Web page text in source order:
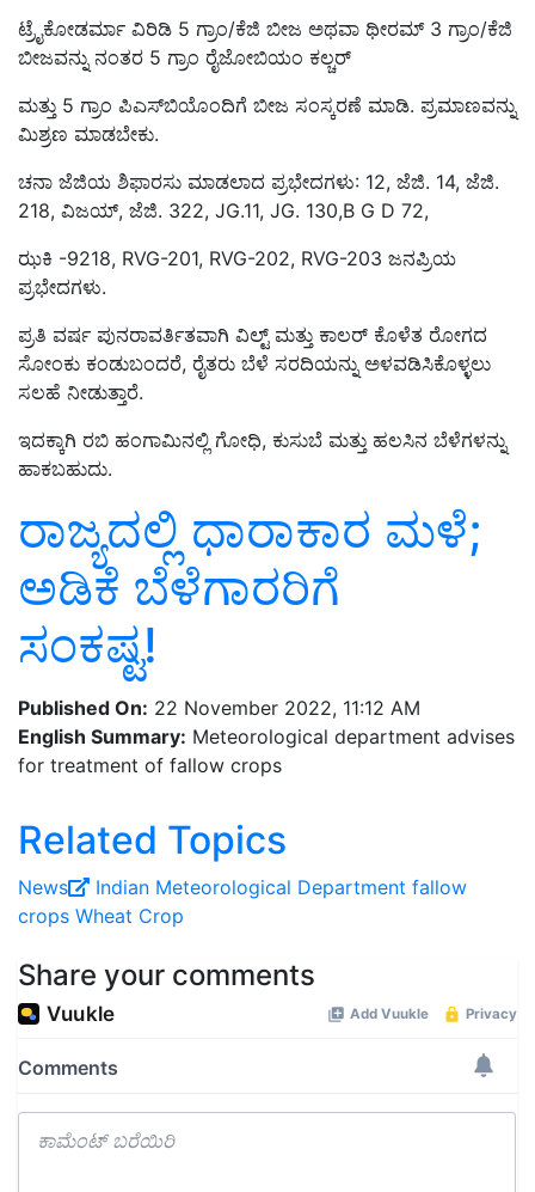
ಟ್ರೈಕೋಡರ್ಮಾ ವಿರಿಡಿ 5 ಗ್ರಾಂ/ಕೆಜಿ ಬೀಜ ಅಥವಾ ಥೀರಮ್ 3 ಗ್ರಾಂ/ಕೆಜಿ
ಬೀಜವನ್ನು ನಂತರ 5 ಗ್ರಾಂ ರೈಜೋಬಿಯಂ ಕಲ್ಚರ್
ಮತ್ತು 5 ಗ್ರಾಂ ಪಿಎಸ್‌ಬಿಯೊಂದಿಗೆ ಬೀಜ ಸಂಸ್ಕರಣೆ ಮಾಡಿ. ಪ್ರಮಾಣವನ್ನು
ಮಿಶ್ರಣ ಮಾಡಬೇಕು.
ಚನಾ ಜೆಜಿಯ ಶಿಫಾರಸು ಮಾಡಲಾದ ಪ್ರಭೇದಗಳು: 12, ಜೆಜಿ. 14, ಜೆಜಿ.
218, ವಿಜಯ್, ಜೆಜಿ. 322, JG.11, JG. 130,B G D 72,
ಝಕಿ -9218, RVG-201, RVG-202, RVG-203 ಜನಪ್ರಿಯ
ಪ್ರಭೇದಗಳು.
ಪ್ರತಿ ವರ್ಷ ಪುನರಾವರ್ತಿತವಾಗಿ ವಿಲ್ಟ್ ಮತ್ತು ಕಾಲರ್ ಕೊಳೆತ ರೋಗದ
ಸೋಂಕು ಕಂಡುಬಂದರೆ, ರೈತರು ಬೆಳೆ ಸರದಿಯನ್ನು ಅಳವಡಿಸಿಕೊಳ್ಳಲು
ಸಲಹೆ ನೀಡುತ್ತಾರೆ.
ಇದಕ್ಕಾಗಿ ರಬಿ ಹಂಗಾಮಿನಲ್ಲಿ ಗೋಧಿ, ಕುಸುಬೆ ಮತ್ತು ಹಲಸಿನ ಬೆಳೆಗಳನ್ನು
ಹಾಕಬಹುದು.
ರಾಜ್ಯದಲ್ಲಿ ಧಾರಾಕಾರ ಮಳೆ;
ಅಡಿಕೆ ಬೆಳೆಗಾರರಿಗೆ
ಸಂಕಷ್ಟ!
Published On: 22 November 2022, 11:12 AM
English Summary: Meteorological department advises
for treatment of fallow crops
Related Topics
News Indian Meteorological Department fallow
crops Wheat Crop
Share your comments